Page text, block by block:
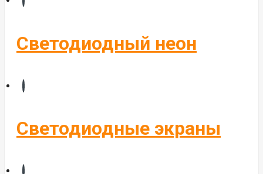
Светодиодный неон
Светодиодные экраны